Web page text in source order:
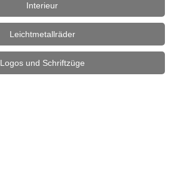
Interieur
Leichtmetallräder
Logos und Schriftzüge